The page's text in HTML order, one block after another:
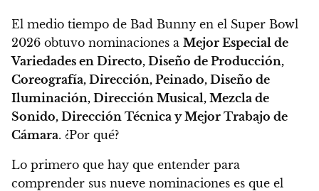
El medio tiempo de Bad Bunny en el Super Bowl
2026 obtuvo nominaciones a Mejor Especial de
Variedades en Directo, Diseño de Producción,
Coreografía, Dirección, Peinado, Diseño de
Iluminación, Dirección Musical, Mezcla de
Sonido, Dirección Técnica y Mejor Trabajo de
Cámara. ¿Por qué?
Lo primero que hay que entender para
comprender sus nueve nominaciones es que el